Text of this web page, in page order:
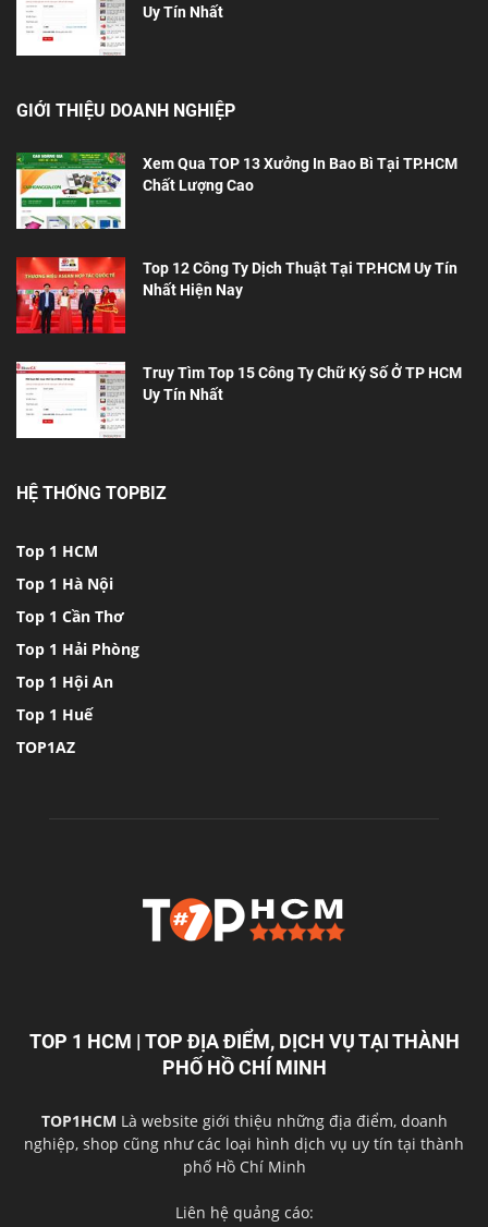
Uy Tín Nhất
GIỚI THIỆU DOANH NGHIỆP
Xem Qua TOP 13 Xưởng In Bao Bì Tại TP.HCM
Chất Lượng Cao
Top 12 Công Ty Dịch Thuật Tại TP.HCM Uy Tín
Nhất Hiện Nay
Truy Tìm Top 15 Công Ty Chữ Ký Số Ở TP HCM
Uy Tín Nhất
HỆ THỐNG TOPBIZ
Top 1 HCM
Top 1 Hà Nội
Top 1 Cần Thơ
Top 1 Hải Phòng
Top 1 Hội An
Top 1 Huế
TOP1AZ
TOP 1 HCM | TOP ĐỊA ĐIỂM, DỊCH VỤ TẠI THÀNH
PHỐ HỒ CHÍ MINH
TOP1HCM Là website giới thiệu những địa điểm, doanh
nghiệp, shop cũng như các loại hình dịch vụ uy tín tại thành
phố Hồ Chí Minh
Liên hệ quảng cáo: